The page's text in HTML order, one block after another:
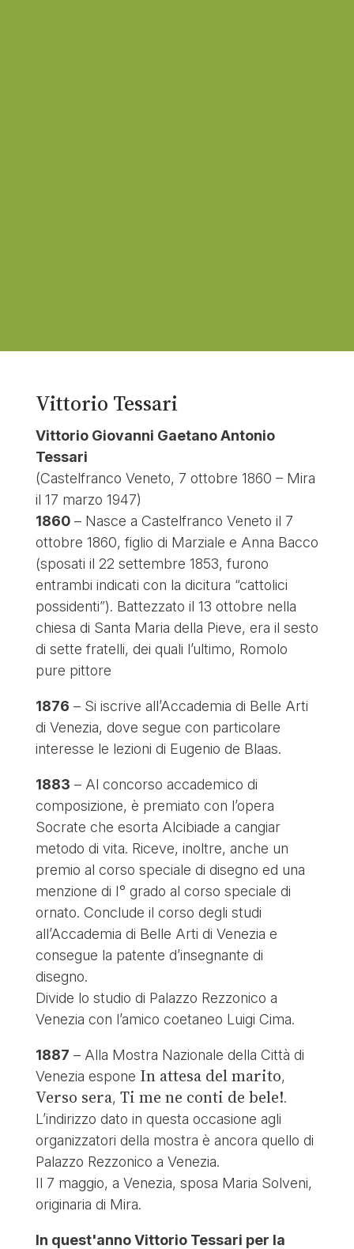
Vittorio Tessari
Vittorio Giovanni Gaetano Antonio
Tessari
(Castelfranco Veneto, 7 ottobre 1860 – Mira
il 17 marzo 1947)
1860– Nasce a Castelfranco Veneto il 7
ottobre 1860, figlio di Marziale e Anna Bacco
(sposati il 22 settembre 1853, furono
entrambi indicati con la dicitura “cattolici
possidenti”). Battezzato il 13 ottobre nella
chiesa di Santa Maria della Pieve, era il sesto
di sette fratelli, dei quali l’ultimo, Romolo
pure pittore
1876 – Si iscrive all’Accademia di Belle Arti
di Venezia, dove segue con particolare
interesse le lezioni di Eugenio de Blaas.
1883 – Al concorso accademico di
composizione, è premiato con l’opera
Socrate che esorta Alcibiade a cangiar
metodo di vita. Riceve, inoltre, anche un
premio al corso speciale di disegno ed una
menzione di I° grado al corso speciale di
ornato. Conclude il corso degli studi
all’Accademia di Belle Arti di Venezia e
consegue la patente d’insegnante di
disegno.
Divide lo studio di Palazzo Rezzonico a
Venezia con l’amico coetaneo Luigi Cima.
1887 – Alla Mostra Nazionale della Città di
Venezia espone In attesa del marito,
Verso sera, Ti me ne conti de bele!.
L’indirizzo dato in questa occasione agli
organizzatori della mostra è ancora quello di
Palazzo Rezzonico a Venezia.
Il 7 maggio, a Venezia, sposa Maria Solveni,
originaria di Mira.
In quest'anno Vittorio Tessari per la